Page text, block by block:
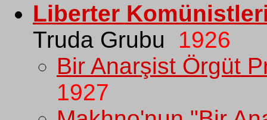
Liberter
Truda Grubu 1926
Bir Anarşist Örgüt
1927